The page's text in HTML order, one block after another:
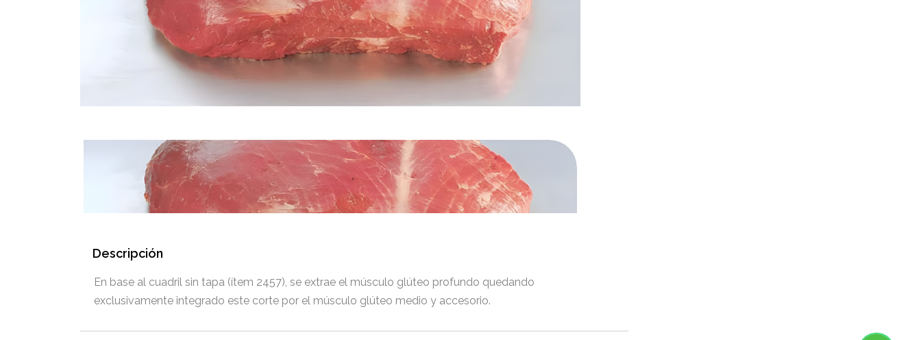
Descripción
En base al cuadril sin tapa (ítem 2457), se extrae el músculo glúteo profundo quedando
exclusivamente integrado este corte por el músculo glúteo medio y accesorio.